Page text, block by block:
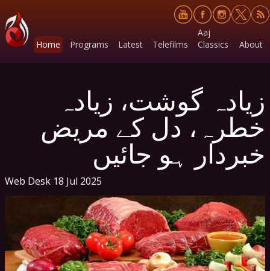
Home Programs Latest Telefilms
Aaj
Classics
About
زیادہ گوشت، زیادہ
خطرہ، دل کے مریض
خبردار ہو جائیں
Web Desk 18 Jul 2025